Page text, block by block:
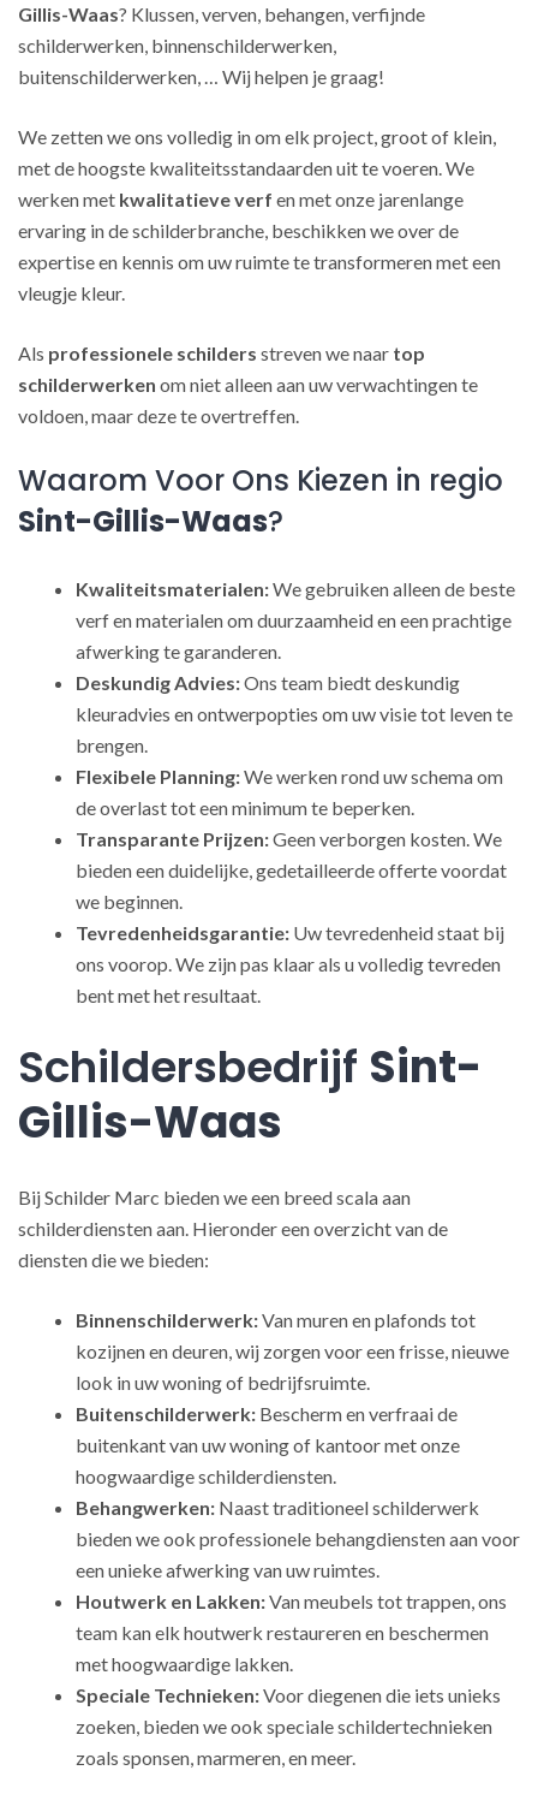
Gillis-Waas? Klussen, verven, behangen, verfijnde
schilderwerken, binnenschilderwerken,
buitenschilderwerken, … Wij helpen je graag!
We zetten we ons volledig in om elk project, groot of klein,
met de hoogste kwaliteitsstandaarden uit te voeren. We
werken met kwalitatieve verf en met onze jarenlange
ervaring in de schilderbranche, beschikken we over de
expertise en kennis om uw ruimte te transformeren met een
vleugje kleur.
Als professionele schilders streven we naar top
schilderwerken om niet alleen aan uw verwachtingen te
voldoen, maar deze te overtreffen.
Waarom Voor Ons Kiezen in regio
Sint-Gillis-Waas?
Kwaliteitsmaterialen:We gebruiken alleen de beste
verf en materialen om duurzaamheid en een prachtige
afwerking te garanderen.
Deskundig Advies:Ons team biedt deskundig
kleuradvies en ontwerpopties om uw visie tot leven te
brengen.
Flexibele Planning:We werken rond uw schema om
de overlast tot een minimum te beperken.
Transparante Prijzen:Geen verborgen kosten. We
bieden een duidelijke, gedetailleerde offerte voordat
we beginnen.
Tevredenheidsgarantie: Uw tevredenheid staat bij
ons voorop. We zijn pas klaar als u volledig tevreden
bent met het resultaat.
Schildersbedrijf Sint-
Gillis-Waas
Bij Schilder Marc bieden we een breed scala aan
schilderdiensten aan. Hieronder een overzicht van de
diensten die we bieden:
Binnenschilderwerk:Van muren en plafonds tot
kozijnen en deuren, wij zorgen voor een frisse, nieuwe
look in uw woning of bedrijfsruimte.
Buitenschilderwerk: Bescherm en verfraai de
buitenkant van uw woning of kantoor met onze
hoogwaardige schilderdiensten.
Behangwerken: Naast traditioneel schilderwerk
bieden we ook professionele behangdiensten aan voor
een unieke afwerking van uw ruimtes.
Houtwerk en Lakken:Van meubels tot trappen, ons
team kan elk houtwerk restaureren en beschermen
met hoogwaardige lakken.
Speciale Technieken:Voor diegenen die iets unieks
zoeken, bieden we ook speciale schildertechnieken
zoals sponsen, marmeren, en meer.